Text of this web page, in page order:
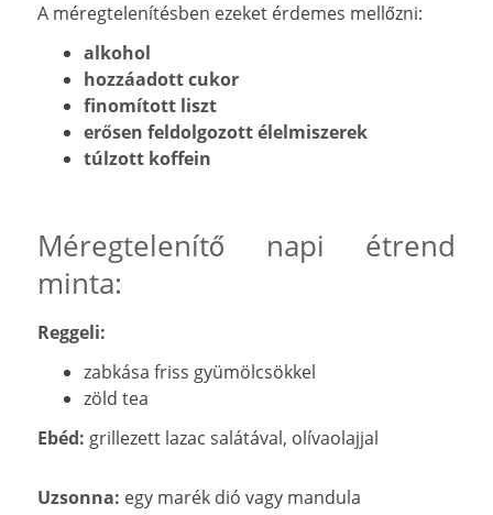
A méregtelenítésben ezeket érdemes mellőzni:
alkohol
hozzáadott cukor
finomított liszt
erősen feldolgozott élelmiszerek
túlzott koffein
Méregtelenítő napi étrend
minta:
Reggeli:
zabkása friss gyümölcsökkel
zöld tea
Ebéd: grillezett lazac salátával, olívaolajjal
Uzsonna: egy marék dió vagy mandula